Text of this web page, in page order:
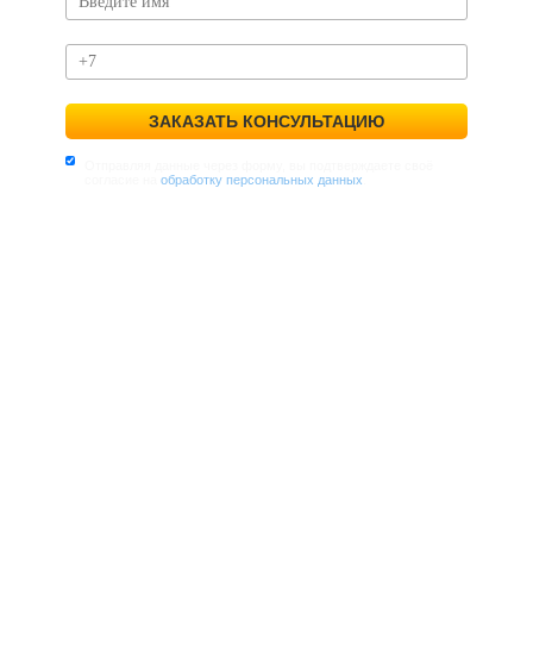
ЗАКАЗАТЬ КОНСУЛЬТАЦИЮ
согласие наобработку персональных данных